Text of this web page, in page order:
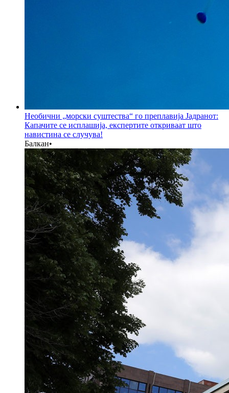
Необични „морски суштества“ го преплавија Јадранот:
Капачите се исплашија, експертите откриваат што
навистина се случува!
Балкан•